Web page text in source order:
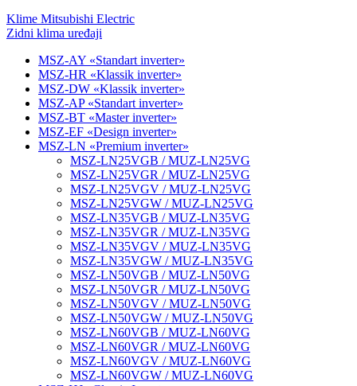
Klime Mitsubishi Electric
Zidni klima uređaji
MSZ-AY «Standart inverter»
MSZ-HR «Klassik inverter»
MSZ-DW «Klassik inverter»
MSZ-AP «Standart inverter»
MSZ-BT «Master inverter»
MSZ-EF «Design inverter»
MSZ-LN «Premium inverter»
MSZ-LN25VGB / MUZ-LN25VG
MSZ-LN25VGR / MUZ-LN25VG
MSZ-LN25VGV / MUZ-LN25VG
MSZ-LN25VGW / MUZ-LN25VG
MSZ-LN35VGB / MUZ-LN35VG
MSZ-LN35VGR / MUZ-LN35VG
MSZ-LN35VGV / MUZ-LN35VG
MSZ-LN35VGW / MUZ-LN35VG
MSZ-LN50VGB / MUZ-LN50VG
MSZ-LN50VGR / MUZ-LN50VG
MSZ-LN50VGV / MUZ-LN50VG
MSZ-LN50VGW / MUZ-LN50VG
MSZ-LN60VGB / MUZ-LN60VG
MSZ-LN60VGR / MUZ-LN60VG
MSZ-LN60VGV / MUZ-LN60VG
MSZ-LN60VGW / MUZ-LN60VG